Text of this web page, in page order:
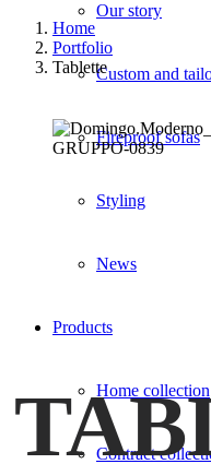
Our story
Custom and
Fireproof sofas
Styling
News
Products
Home collection
Contract
Home
Portfolio
Tablette